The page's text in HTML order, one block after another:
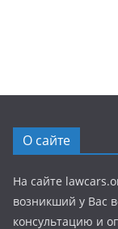
О сайте
На сайте
возникший у Вас
консультацию и